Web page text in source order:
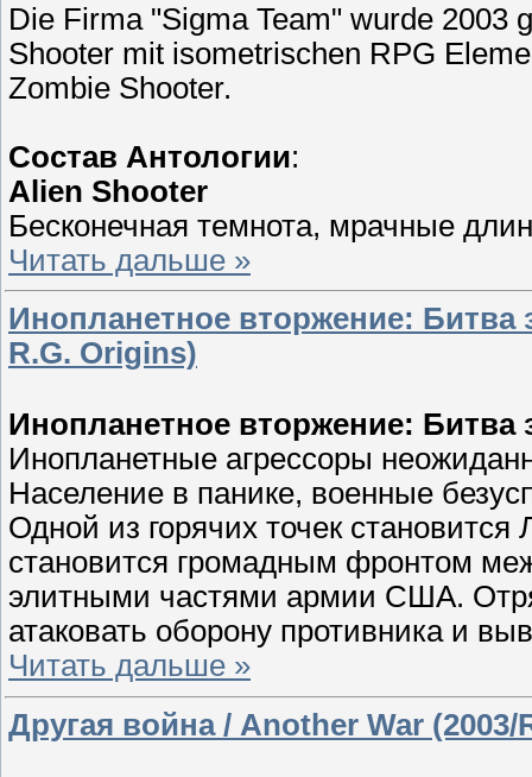
Die Firma "Sigma Team" wurde 2003
Shooter mit isometrischen RPG
Zombie Shooter.
Состав Антологии:
Alien Shooter
Бесконечная темнота, мрачные
Читать дальше »
Инопланетное вторжение: Битва
R.G. Origins)
Инопланетное вторжение: Битва
Инопланетные агрессоры
Население в панике, военные
Одной из горячих точек
становится громадным фронтом
элитными частями армии США.
атаковать оборону противника и
Читать дальше »
Другая война / Another War (2003/